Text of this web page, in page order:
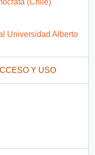
(Chile)
Universidad Alberto
Y USO